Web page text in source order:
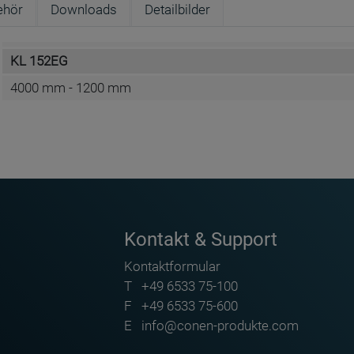
Downloads Detailbilder
KL 152EG
4000 mm - 1200 mm
Conen Furniture GmbH
info@conen-produkte.com
https://www.conen-produkte.de
+49 6533 75-100
Kontakt & Support
Kontaktformular
T+49 6533 75-100
F+49 6533 75-600
E info@conen-produkte.com